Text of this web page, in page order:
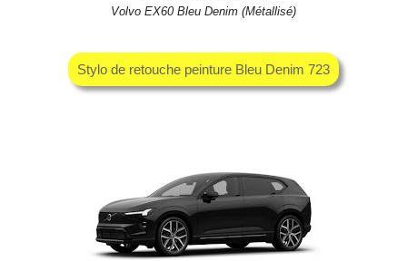
Volvo EX60 Bleu Denim (Métallisé)
Stylo de retouche peinture Bleu Denim 723